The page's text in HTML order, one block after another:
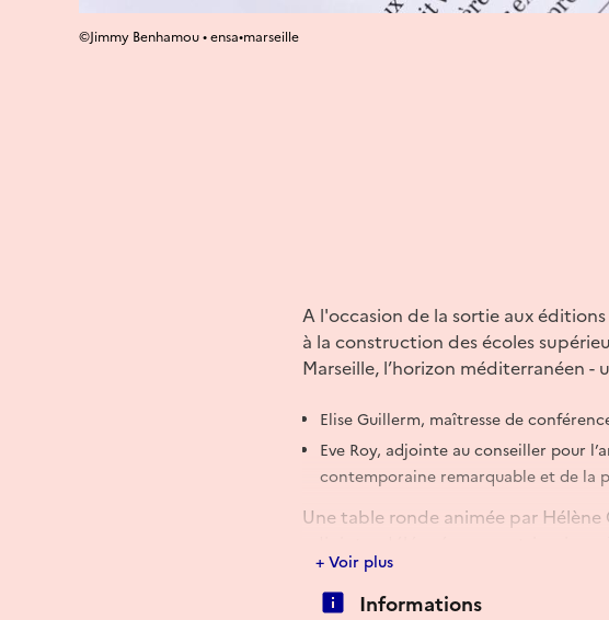
©Jimmy Benhamou • ensa•marseille
A l'occasion de la sortie aux
à la construction des écoles
Marseille, l’horizon méditerranéen -
Elise Guillerm, maîtresse de
Eve Roy, adjointe au conseiller pour
contemporaine remarquable et de la
Une table ronde animée par
Elle sera suivie d’une séance de
+ Voir plus
Informations